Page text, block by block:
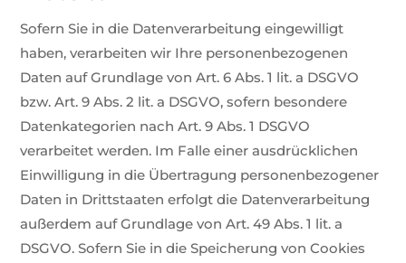
Sofern Sie in die Datenverarbeitung eingewilligt
haben, verarbeiten wir Ihre personenbezogenen
Daten auf Grundlage von Art. 6 Abs. 1 lit. a DSGVO
bzw. Art. 9 Abs. 2 lit. a DSGVO, sofern besondere
Datenkategorien nach Art. 9 Abs. 1 DSGVO
verarbeitet werden. Im Falle einer ausdrücklichen
Einwilligung in die Übertragung personenbezogener
Daten in Drittstaaten erfolgt die Datenverarbeitung
außerdem auf Grundlage von Art. 49 Abs. 1 lit. a
DSGVO. Sofern Sie in die Speicherung von Cookies